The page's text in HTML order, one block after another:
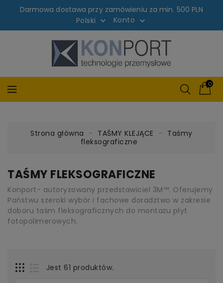
Darmowa dostawa przy zamówieniu za min. 500 PLN
Polski  Konto 
0
Strona główna TAŚMY KLEJĄCE
Taśmy
fleksograficzne
TAŚMY FLEKSOGRAFICZNE
Konport- autoryzowany przedstawiciel 3M™. Oferujemy
Państwu szeroki wybór i fachowe doradztwo w zakresie
doboru taśm fleksograficznych do montażu płyt
fotopolimerowych.
Jest 61 produktów.